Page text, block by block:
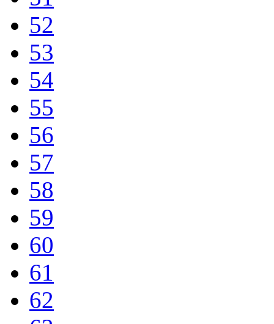
52
53
54
55
56
57
58
59
60
61
62